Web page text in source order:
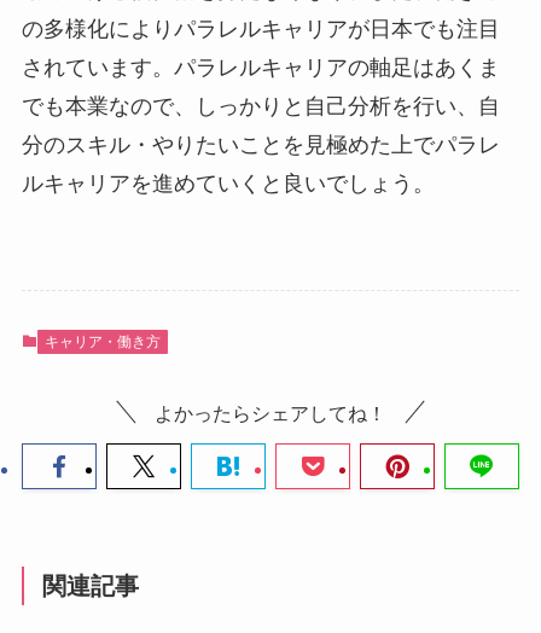
の多様化によりパラレルキャリアが日本でも注目
されています。パラレルキャリアの軸足はあくま
でも本業なので、しっかりと自己分析を行い、自
分のスキル・やりたいことを見極めた上でパラレ
ルキャリアを進めていくと良いでしょう。
キャリア・働き方
よかったらシェアしてね！
関連記事